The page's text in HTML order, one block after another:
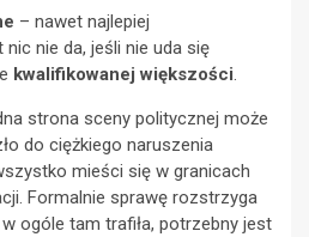
– nawet najlepiej
nie da, jeśli nie uda się
kwalifikowanej większości.
strona sceny politycznej może
do ciężkiego naruszenia
mieści się w granicach
Formalnie sprawę rozstrzyga
w ogóle tam trafiła, potrzebny jest